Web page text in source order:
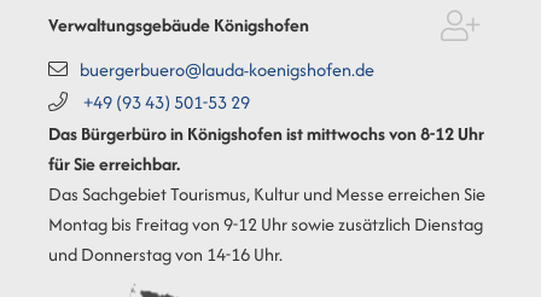
Verwaltungsgebäude Königshofen
buergerbuero@lauda-koenigshofen.de
+49 (9343) 501-5329
Das Bürgerbüro in Königshofen ist mittwochs von 8-12 Uhr
für Sie erreichbar.
Das Sachgebiet Tourismus, Kultur und Messe erreichen Sie
Montag bis Freitag von 9-12 Uhr sowie zusätzlich Dienstag
und Donnerstag von 14-16 Uhr.